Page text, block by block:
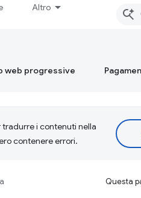
Altro
web progressive
i contenuti nella
contenere errori.
Questa